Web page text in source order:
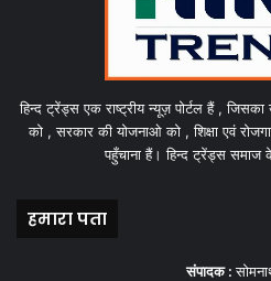
हिन्द ट्रेंड्स एक राष्ट्रीय न्यूज़ पोर्टल हैं ,
को , सरकार की योजनाओ को , शिक्षा एवं
पहुँचाना हैं। हिन्द ट्रेंड्स समाज
हमारा पता
संपादक :